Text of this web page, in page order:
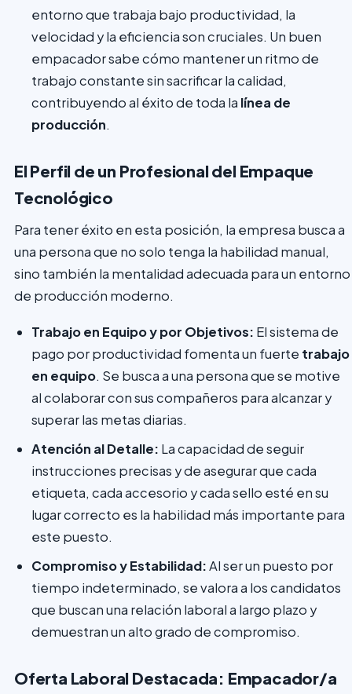
entorno que trabaja bajo productividad, la
velocidad y la eficiencia son cruciales. Un buen
empacador sabe cómo mantener un ritmo de
trabajo constante sin sacrificar la calidad,
contribuyendo al éxito de toda la línea de
producción.
El Perfil de un Profesional del Empaque
Tecnológico
Para tener éxito en esta posición, la empresa busca a
una persona que no solo tenga la habilidad manual,
sino también la mentalidad adecuada para un entorno
de producción moderno.
Trabajo en Equipo y por Objetivos: El sistema de
pago por productividad fomenta un fuerte trabajo
en equipo. Se busca a una persona que se motive
al colaborar con sus compañeros para alcanzar y
superar las metas diarias.
Atención al Detalle: La capacidad de seguir
instrucciones precisas y de asegurar que cada
etiqueta, cada accesorio y cada sello esté en su
lugar correcto es la habilidad más importante para
este puesto.
Compromiso y Estabilidad:Al ser un puesto por
tiempo indeterminado, se valora a los candidatos
que buscan una relación laboral a largo plazo y
demuestran un alto grado de compromiso.
Oferta Laboral Destacada: Empacador/a